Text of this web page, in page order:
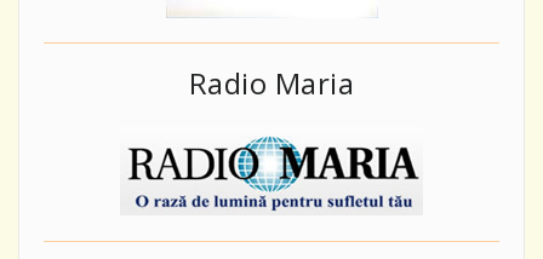
Radio Maria